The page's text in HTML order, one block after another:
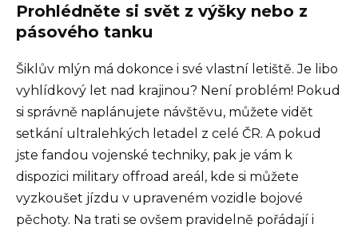
Prohlédněte si svět z výšky nebo z
pásového tanku
Šiklův mlýn má dokonce i své vlastní letiště. Je libo
vyhlídkový let nad krajinou? Není problém! Pokud
si správně naplánujete návštěvu, můžete vidět
setkání ultralehkých letadel z celé ČR. A pokud
jste fandou vojenské techniky, pak je vám k
dispozici military offroad areál, kde si můžete
vyzkoušet jízdu v upraveném vozidle bojové
pěchoty. Na trati se ovšem pravidelně pořádají i